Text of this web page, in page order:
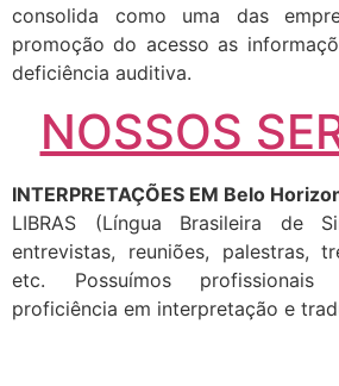
consolida como uma das
promoção do acesso as
deficiência auditiva.
NOSSOS
INTERPRETAÇÕES EM Belo
LIBRAS (Língua Brasileira de
entrevistas, reuniões, palestras,
etc. Possuímos profissionais
proficiência em interpretação e